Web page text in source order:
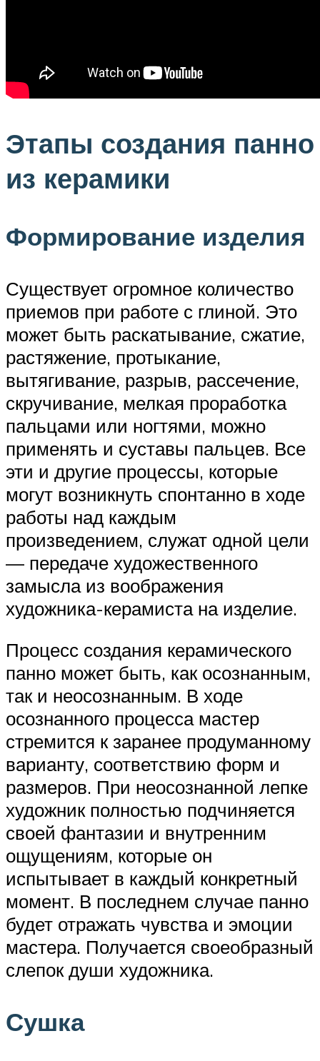
Этапы создания панно
из керамики
Формирование изделия
Существует огромное количество
приемов при работе с глиной. Это
может быть раскатывание, сжатие,
растяжение, протыкание,
вытягивание, разрыв, рассечение,
скручивание, мелкая проработка
пальцами или ногтями, можно
применять и суставы пальцев. Все
эти и другие процессы, которые
могут возникнуть спонтанно в ходе
работы над каждым
произведением, служат одной цели
— передаче художественного
замысла из воображения
художника-керамиста на изделие.
Процесс создания керамического
панно может быть, как осознанным,
так и неосознанным. В ходе
осознанного процесса мастер
стремится к заранее продуманному
варианту, соответствию форм и
размеров. При неосознанной лепке
художник полностью подчиняется
своей фантазии и внутренним
ощущениям, которые он
испытывает в каждый конкретный
момент. В последнем случае панно
будет отражать чувства и эмоции
мастера. Получается своеобразный
слепок души художника.
Сушка